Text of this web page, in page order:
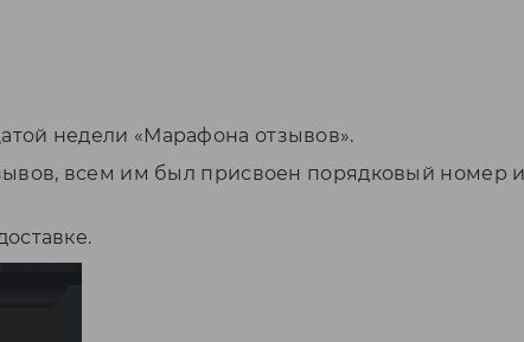
недели «Марафона отзывов».
всем им был присвоен порядковый номер